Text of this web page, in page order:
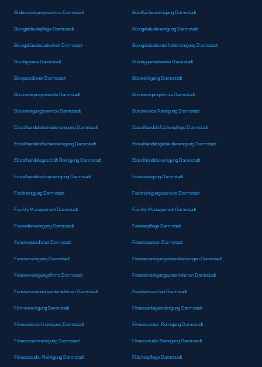
Bodenreinigungsservice Darmstadt Büroflächenreinigung Darmstadt
Bürogebäudepflege Darmstadt Bürogebäudereinigung Darmstadt
Bürogebäudesauberkeit Darmstadt Bürogebäudeunterhaltsreinigung Darmstadt
Bürohygiene Darmstadt Bürohygienedienste Darmstadt
Büroputzdienst Darmstadt Büroreinigung Darmstadt
Büroreinigungsdienste Darmstadt Büroreinigungsfirma Darmstadt
Büroreinigungsservice Darmstadt Büroservice Reinigung Darmstadt
Einzelhandelsbetriebsreinigung Darmstadt Einzelhandelsflächenpflege Darmstadt
Einzelhandelsflächenreinigung Darmstadt Einzelhandelsgebäudereinigung Darmstadt
Einzelhandelsgeschäft Reinigung Darmstadt Einzelhandelsreinigung Darmstadt
Einzelhandelsshopreinigung Darmstadt Eisbeseitigung Darmstadt
Fachreinigung Darmstadt Fachreinigungsservice Darmstadt
Facility Management Darmstadt Facility Management Darmstadt
Fassadenreinigung Darmstadt Fensterpflege Darmstadt
Fensterputzdienst Darmstadt Fensterputzen Darmstadt
Fensterreinigung Darmstadt Fensterreinigungsdienstleistungen Darmstadt
Fensterreinigungsfirma Darmstadt Fensterreinigungsunternehmen Darmstadt
Fensterreinigungsunternehmen Darmstadt Fensterwaschen Darmstadt
Firmenreinigung Darmstadt Fitnessanlagenreinigung Darmstadt
Fitnessbereichreinigung Darmstadt Fitnesscenter-Reinigung Darmstadt
Fitnessraumreinigung Darmstadt Fitnessstudio Reinigung Darmstadt
Fitnessstudio-Reinigung Darmstadt Flächenpflege Darmstadt